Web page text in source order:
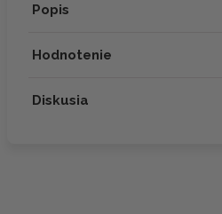
Popis
Hodnotenie
Diskusia